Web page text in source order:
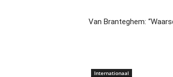
Van Branteghem:
Internationaal